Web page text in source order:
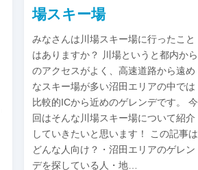
場スキー場
みなさんは川場スキー場に行ったこと
はありますか？ 川場というと都内から
のアクセスがよく、高速道路から遠め
なスキー場が多い沼田エリアの中では
比較的ICから近めのゲレンデです。 今
回はそんな川場スキー場について紹介
していきたいと思います！ この記事は
どんな人向け？・沼田エリアのゲレン
デを探している人・地…